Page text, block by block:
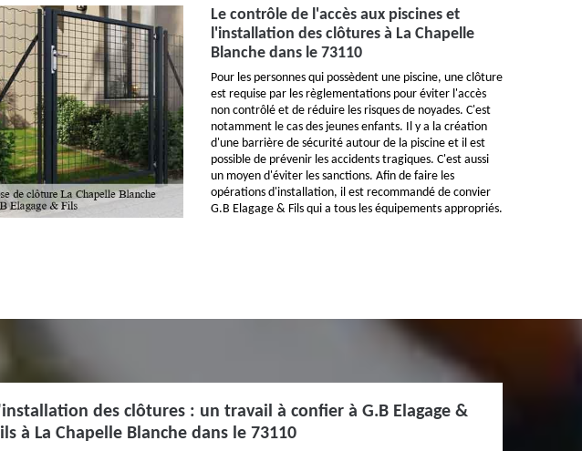
Le contrôle de l'accès aux piscines et
l'installation des clôtures à La Chapelle
Blanche dans le 73110
Pour les personnes qui possèdent une piscine, une clôture
est requise par les règlementations pour éviter l'accès
non contrôlé et de réduire les risques de noyades. C'est
notamment le cas des jeunes enfants. Il y a la création
d'une barrière de sécurité autour de la piscine et il est
possible de prévenir les accidents tragiques. C'est aussi
un moyen d'éviter les sanctions. Afin de faire les
opérations d'installation, il est recommandé de convier
G.B Elagage & Fils qui a tous les équipements appropriés.
des clôtures : un travail à confier à G.B Elagage &
à La Chapelle Blanche dans le 73110